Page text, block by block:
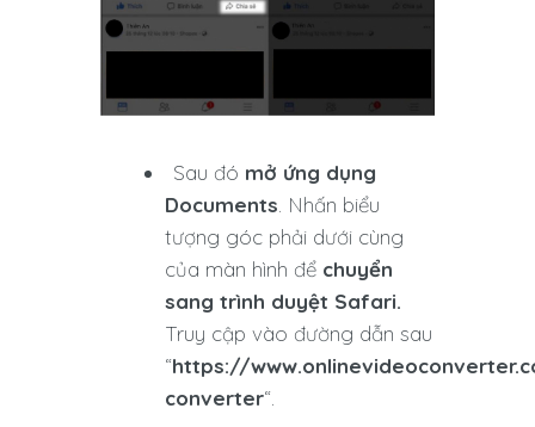
Sau đó mở ứng dụng
Documents . Nhấn biểu
tượng góc phải dưới cùng
của màn hình để chuyển
sang trình duyệt Safari.
Truy cập vào đường dẫn sau
“https://
converter“.